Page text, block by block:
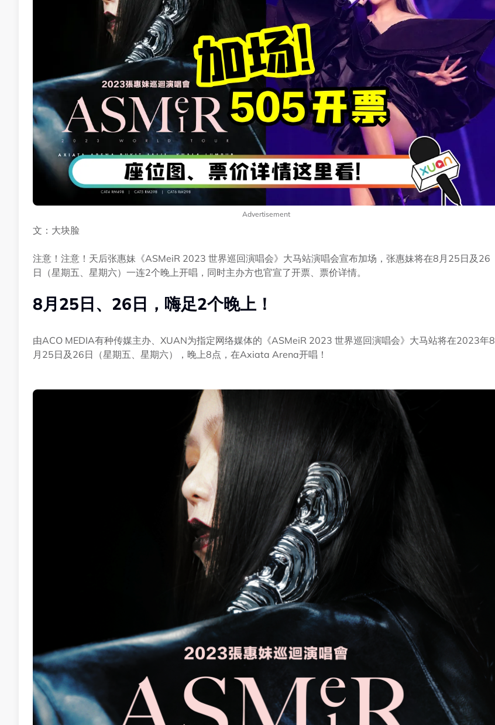
Advertisement
文：大块脸
注意！注意！天后张惠妹《ASMeiR 2023 世界巡回演唱会》大马站演唱会宣布加场，张惠妹将在8月25日及26
日（星期五、星期六）一连2个晚上开唱，同时主办方也官宣了开票、票价详情。
8月25日、26日，嗨足2个晚上！
由ACO MEDIA有种传媒主办、XUAN为指定网络媒体的《ASMeiR 2023 世界巡回演唱会》大马站将在2023年8
月25日及26日（星期五、星期六），晚上8点，在Axiata Arena开唱！